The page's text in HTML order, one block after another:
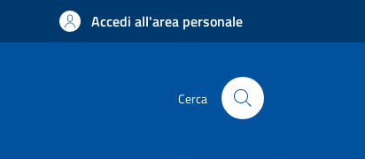
Accedi all'area personale
Cerca